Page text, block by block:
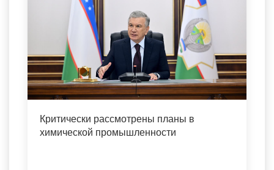
Критически рассмотрены планы в
химической промышленности